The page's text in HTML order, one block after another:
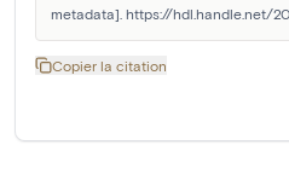
metadata]. https://hdl.handle.net/
Copier la citation